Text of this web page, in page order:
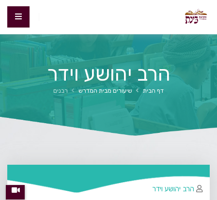
הרב יהושע וידר
דף הבית שיעורים מבית המדרש רבנים
הרב יהושע וידר